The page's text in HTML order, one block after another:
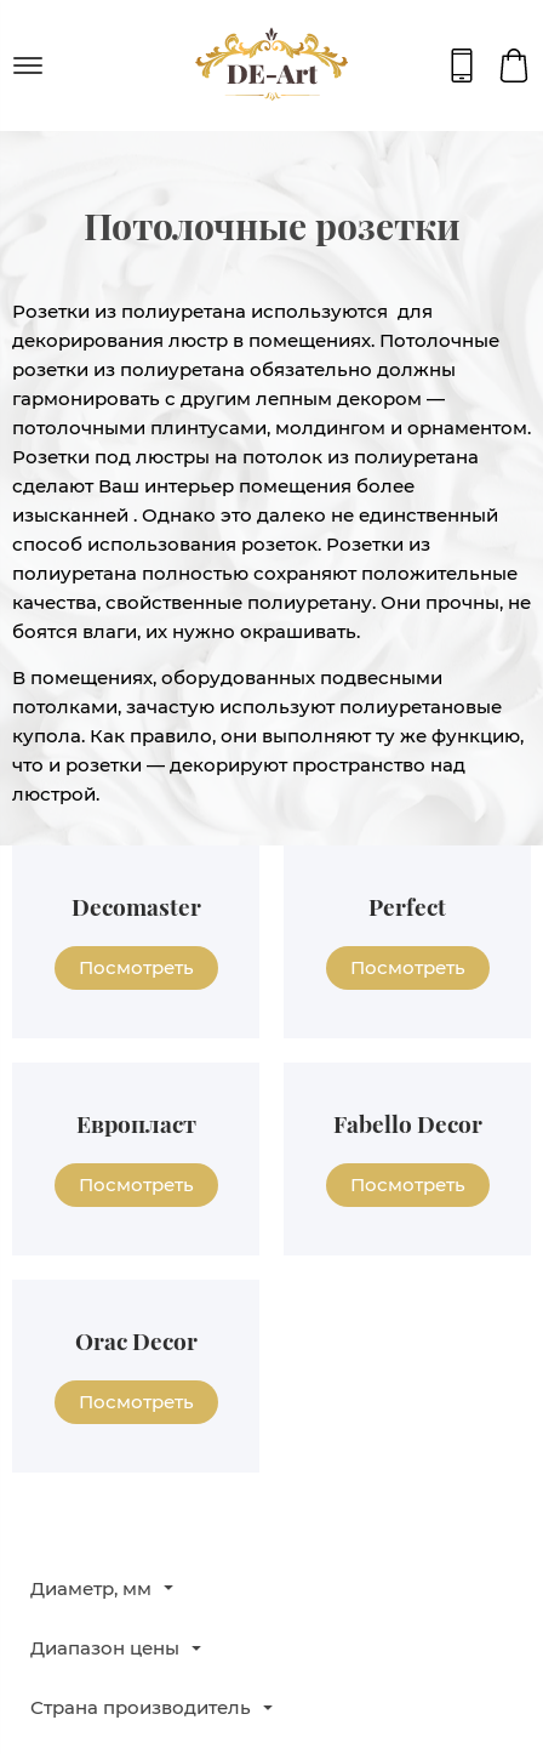
Потолочные розетки
Розетки из полиуретана используются для
декорирования люстр в помещениях. Потолочные
розетки из полиуретана обязательно должны
гармонировать с другим лепным декором —
потолочными плинтусами, молдингом и орнаментом.
Розетки под люстры на потолок из полиуретана
сделают Ваш интерьер помещения более
изысканней . Однако это далеко не единственный
способ использования розеток. Розетки из
полиуретана полностью сохраняют положительные
качества, свойственные полиуретану. Они прочны, не
боятся влаги, их нужно окрашивать.
В помещениях, оборудованных подвесными
потолками, зачастую используют полиуретановые
купола. Как правило, они выполняют ту же функцию,
что и розетки — декорируют пространство над
люстрой.
Decomaster
Посмотреть
Perfect
Посмотреть
Европласт
Посмотреть
Fabello Decor
Посмотреть
Orac Decor
Посмотреть
Диаметр, мм
Диапазон цены
Страна производитель